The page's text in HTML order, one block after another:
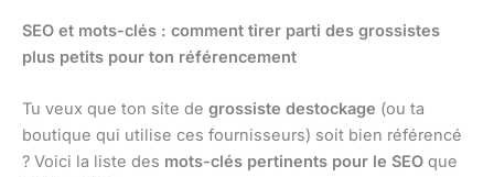
SEO et mots-clés : comment tirer parti des grossistes
plus petits pour ton référencement
Tu veux que ton site de grossiste destockage (ou ta
boutique qui utilise ces fournisseurs) soit bien référencé
? Voici la liste des mots-clés pertinents pour le SEO que